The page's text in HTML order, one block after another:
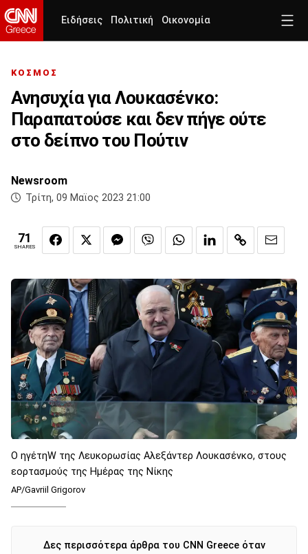
Ειδήσεις Πολιτική Οικονομία
ΚΟΣΜΟΣ
Ανησυχία για Λουκασένκο:
Παραπατούσε και δεν πήγε ούτε
στο δείπνο του Πούτιν
Newsroom
Τρίτη, 09 Μαϊος 2023 21:00
71
SHARES
O ηγέτηW της Λευκορωσίας Αλεξάντερ Λουκασένκο, στους
εορτασμούς της Ημέρας της Νίκης
AP/Gavriil Grigorov
Δες περισσότερα άρθρα του CNN Greece όταν